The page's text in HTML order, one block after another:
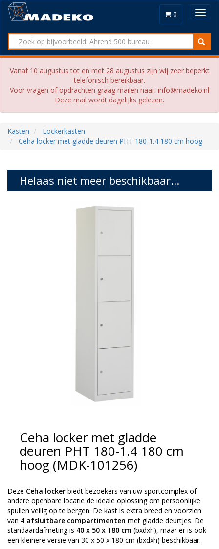
0
Vanaf 10 augustus tot en met 28 augustus zijn wij zeer beperkt
telefonisch bereikbaar.
Voor vragen of opdrachten graag mailen naar: info@madeko.nl
Deze mail wordt dagelijks gelezen.
Kasten
Lockerkasten
Ceha locker met gladde deuren PHT 180-1.4 180 cm hoog
Helaas niet meer beschikbaar...
Ceha locker met gladde
deuren PHT 180-1.4 180 cm
hoog (MDK-101256)
Deze Ceha locker biedt bezoekers van uw sportcomplex of
andere openbare locatie de ideale oplossing om persoonlijke
spullen veilig op te bergen. De kast is extra breed en voorzien
van 4 afsluitbare compartimenten met gladde deurtjes. De
standaardafmeting is 40 x 50 x 180 cm (bxdxh), maar er is ook
een kleinere versie van 30 x 50 x 180 cm (bxdxh) beschikbaar.